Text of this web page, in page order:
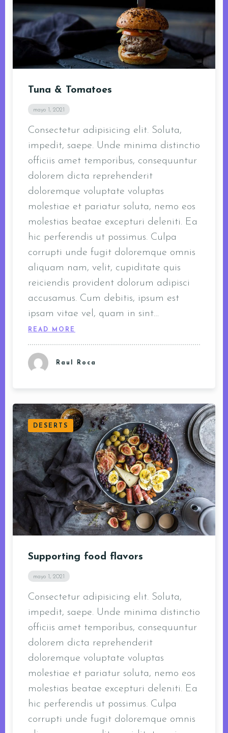
Tuna & Tomatoes
mayo 1, 2021
Consectetur adipisicing elit. Soluta,
impedit, saepe. Unde minima distinctio
officiis amet temporibus, consequuntur
dolorem dicta reprehenderit
doloremque voluptate voluptas
molestiae et pariatur soluta, nemo eos
molestias beatae excepturi deleniti. Ea
hic perferendis ut possimus. Culpa
corrupti unde fugit doloremque omnis
aliquam nam, velit, cupiditate quis
reiciendis provident dolorum adipisci
accusamus. Cum debitis, ipsum est
ipsam vitae vel, quam in sint…
READ MORE
Raul Roca
DESERTS
Supporting food flavors
mayo 1, 2021
Consectetur adipisicing elit. Soluta,
impedit, saepe. Unde minima distinctio
officiis amet temporibus, consequuntur
dolorem dicta reprehenderit
doloremque voluptate voluptas
molestiae et pariatur soluta, nemo eos
molestias beatae excepturi deleniti. Ea
hic perferendis ut possimus. Culpa
corrupti unde fugit doloremque omnis